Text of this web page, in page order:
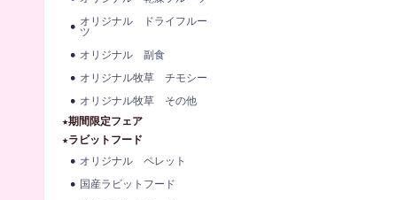
オリジナル ドライフルー
ツ
オリジナル 副食
オリジナル牧草 チモシー
オリジナル牧草 その他
★期間限定フェア
★ラビットフード
オリジナル ペレット
国産ラビットフード